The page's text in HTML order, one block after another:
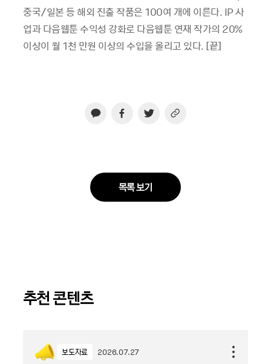
중국/일본 등 해외 진출 작품은 100여 개에 이른다. IP 사
업과 다음웹툰 수익성 강화로 다음웹툰 연재 작가의 20%
이상이 월 1천 만원 이상의 수입을 올리고 있다. [끝]
목록 보기
추천 콘텐츠
보도자료 2026.07.27